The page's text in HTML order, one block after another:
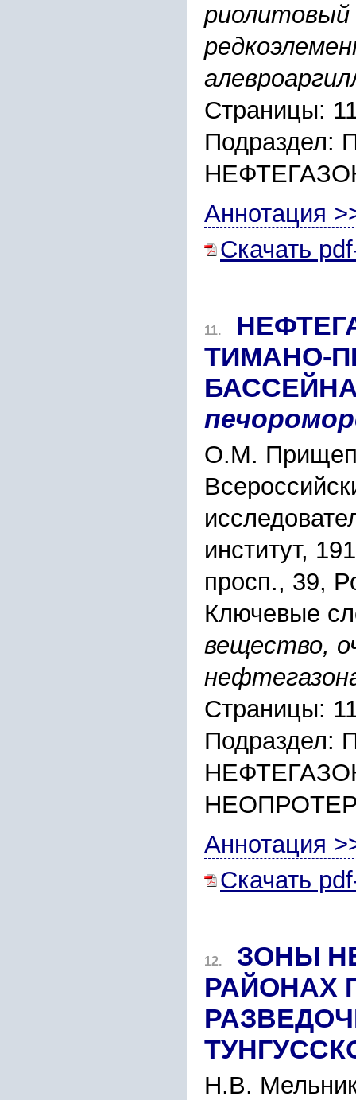
риолитовый
Страницы:
Аннотация
Скачать
11.
ТИМАНО-
О.М.
институт,
просп., 39,
Ключевые
вещество,
Страницы:
Аннотация
Скачать
12.
ЗОНЫ
РАЙОНАХ
Н.В.